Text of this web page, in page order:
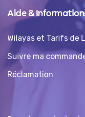
Aide &
Wilayas et Tarifs de
Suivre ma
Réclamation